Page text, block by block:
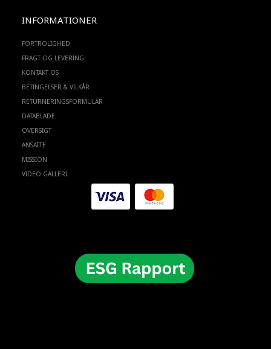
INFORMATIONER
FORTROLIGHED
FRAGT OG LEVERING
KONTAKT OS
BETINGELSER & VILKÅR
RETURNERINGSFORMULAR
DATABLADE
OVERSIGT
ANSATTE
MISSION
VIDEO GALLERI